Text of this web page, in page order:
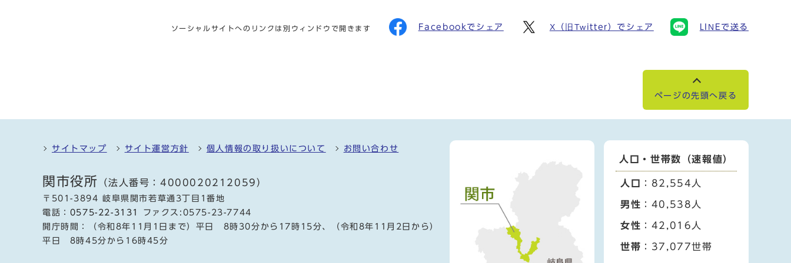
ソーシャルサイトへのリンクは別ウィンドウで開きます Facebookでシェア X（旧Twitter）でシェア LINEで送る
ページの先頭へ戻る
サイトマップ サイト運営方針 個人情報の取り扱いについて お問い合わせ
関市役所 （法人番号：4000020212059）
〒501-3894 岐阜県関市若草通3丁目1番地
電話： 0575-22-3131
ファクス:0575-23-7744
開庁時間：（令和8年11月1日まで）平日 8時30分から17時15分、（令和8年11月2日から）
平日 8時45分から16時45分
人口・世帯数（速報値）
人口 ：82,554人
男性 ：40,538人
女性 ：42,016人
世帯 ：37,077世帯